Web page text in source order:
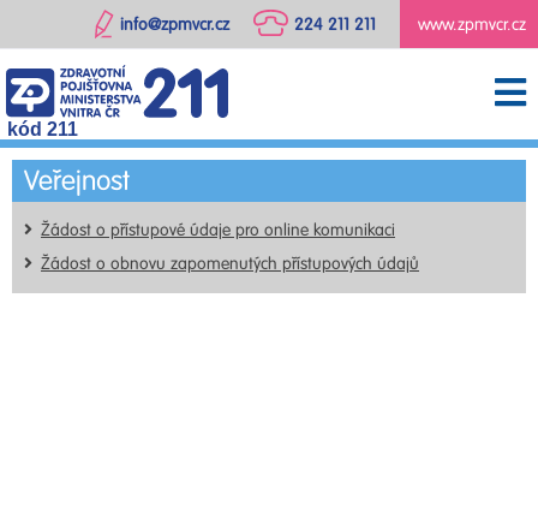
www.zpmvcr.cz
224 211 211
info@zpmvcr.cz
kód 211
Veřejnost
Žádost o přístupové údaje pro online komunikaci
Žádost o obnovu zapomenutých přístupových údajů